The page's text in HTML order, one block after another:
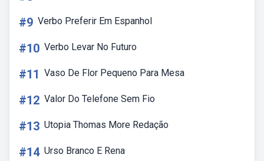
#9 Verbo Preferir Em Espanhol
#10 Verbo Levar No Futuro
#11 Vaso De Flor Pequeno Para Mesa
#12 Valor Do Telefone Sem Fio
#13 Utopia Thomas More Redação
#14 Urso Branco E Rena